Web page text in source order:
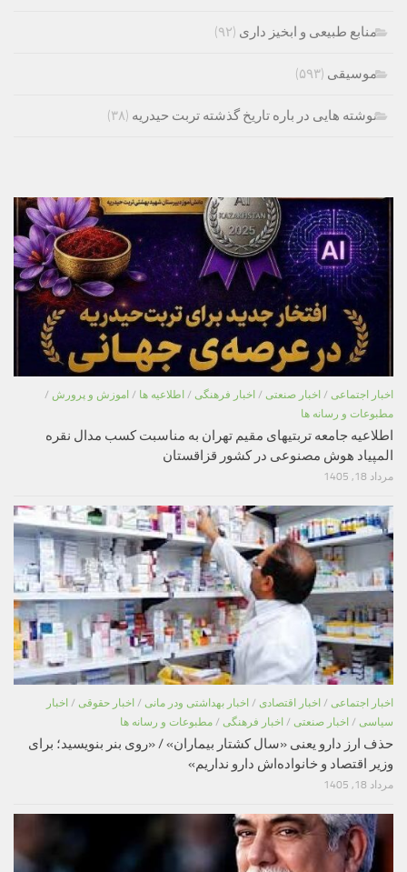
منابع طبیعی و ابخیز داری (۹۲)
موسیقی (۵۹۳)
نوشته هایی در باره تاریخ گذشته تربت حیدریه (۳۸)
اخبار اجتماعی / اخبار صنعتی / اخبار فرهنگی / اطلاعیه ها / اموزش و پرورش /
مطبوعات و رسانه ها
اطلاعیه جامعه تربتیهای مقیم تهران به مناسبت کسب مدال نقره
المپیاد هوش مصنوعی در کشور قزاقستان
مرداد 18, 1405
اخبار اجتماعی / اخبار اقتصادی / اخبار بهداشتی ودر مانی / اخبار حقوقی / اخبار
سیاسی / اخبار صنعتی / اخبار فرهنگی / مطبوعات و رسانه ها
حذف ارز دارو یعنی «سال کشتار بیماران» / «روی بنر بنویسید؛ برای
وزیر اقتصاد و خانواده‌اش دارو نداریم»
مرداد 18, 1405